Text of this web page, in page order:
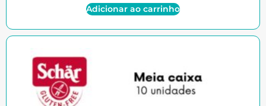
Adicionar ao carrinho